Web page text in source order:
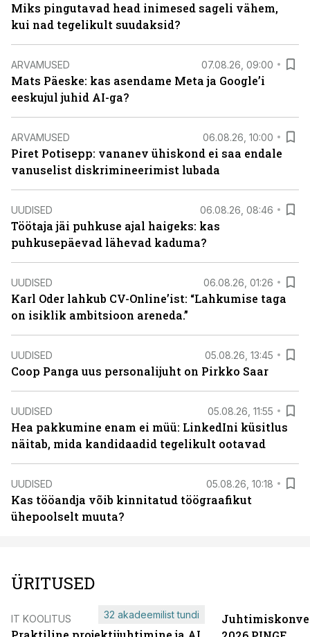
Miks pingutavad head inimesed sageli vähem,
kui nad tegelikult suudaksid?
ARVAMUSED 07.08.26, 09:00
Mats Päeske: kas asendame Meta ja Google’i
eeskujul juhid AI-ga?
ARVAMUSED 06.08.26, 10:00
Piret Potisepp: vananev ühiskond ei saa endale
vanuselist diskrimineerimist lubada
UUDISED 06.08.26, 08:46
Töötaja jäi puhkuse ajal haigeks: kas
puhkusepäevad lähevad kaduma?
UUDISED 06.08.26, 01:26
Karl Oder lahkub CV-Online’ist: “Lahkumise taga
on isiklik ambitsioon areneda.”
UUDISED 05.08.26, 13:45
Coop Panga uus personalijuht on Pirkko Saar
UUDISED 05.08.26, 11:55
Hea pakkumine enam ei müü: LinkedIni küsitlus
näitab, mida kandidaadid tegelikult ootavad
UUDISED 05.08.26, 10:18
Kas tööandja võib kinnitatud töögraafikut
ühepoolselt muuta?
ÜRITUSED
IT KOOLITUS 32 akadeemilist tundi